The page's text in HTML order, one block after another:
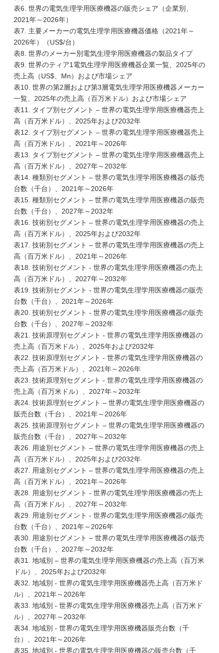
表6. 世界の電気生理学用医療機器の販売シェア（企業別、
2021年～2026年）
表7. 主要メーカーの電気生理学用医療機器価格（2021年～
2026年）（US$/台）
表8. 世界のメーカー別電気生理学用医療機器の製品タイプ
表9. 世界のティア1電気生理学用医療機器企業一覧、2025年の
売上高（US$、Mn）および市場シェア
表10. 世界の第2層および第3層電気生理学用医療機器メーカー
一覧、2025年の売上高（百万米ドル）および市場シェア
表11. タイプ別セグメント – 世界の電気生理学用医療機器売上
高（百万米ドル）、2025年および2032年
表12. タイプ別セグメント – 世界の電気生理学用医療機器売上
高（百万米ドル）、2021年～2026年
表13. タイプ別セグメント – 世界の電気生理学用医療機器売上
高（百万米ドル）、2027年～2032年
表14. 種類別セグメント – 世界の電気生理学用医療機器の販売
台数（千台）、2021年～2026年
表15. 種類別セグメント – 世界の電気生理学用医療機器の販売
台数（千台）、2027年～2032年
表16. 技術別セグメント – 世界の電気生理学用医療機器の売上
高（百万米ドル）、2025年および2032年
表17. 技術別セグメント – 世界の電気生理学用医療機器の売上
高（百万米ドル）、2021年～2026年
表18. 技術別セグメント - 世界の電気生理学用医療機器の売上
高（百万米ドル）、2027年～2032年
表19. 技術別セグメント - 世界の電気生理学用医療機器の販売
台数（千台）、2021年～2026年
表20. 技術別セグメント - 世界の電気生理学用医療機器の販売
台数（千台）、2027年～2032年
表21. 技術原理別セグメント - 世界の電気生理学用医療機器の
売上高（百万米ドル）、2025年および2032年
表22. 技術原理別セグメント - 世界の電気生理学用医療機器の
売上高（百万米ドル）、2021年～2026年
表23. 技術原理別セグメント - 世界の電気生理学用医療機器の
売上高（百万米ドル）、2027年～2032年
表24. 技術原理別セグメント – 世界の電気生理学用医療機器の
販売台数（千台）、2021年～2026年
表25. 技術原理別セグメント – 世界の電気生理学用医療機器の
販売台数（千台）、2027年～2032年
表26. 用途別セグメント – 世界の電気生理学用医療機器の売上
高（百万米ドル）、2025年および2032年
表27. 用途別セグメント – 世界の電気生理学用医療機器の売上
高（百万米ドル）、2021年～2026年
表28. 用途別セグメント - 世界の電気生理学用医療機器の売上
高（百万米ドル）、2027年～2032年
表29. 用途別セグメント - 世界の電気生理学用医療機器の販売
台数（千台）、2021年～2026年
表30. 用途別セグメント – 世界の電気生理学用医療機器の販売
台数（千台）、2027年～2032年
表31. 地域別 – 世界の電気生理学用医療機器の売上高（百万米
ドル）、2025年および2032年
表32. 地域別 - 世界の電気生理学用医療機器売上高（百万米ド
ル）、2021年～2026年
表33. 地域別 - 世界の電気生理学用医療機器売上高（百万米ド
ル）、2027年～2032年
表34. 地域別 - 世界の電気生理学用医療機器販売台数（千
台）、2021年～2026年
表35. 地域別 - 世界の電気生理学用医療機器の販売台数（千